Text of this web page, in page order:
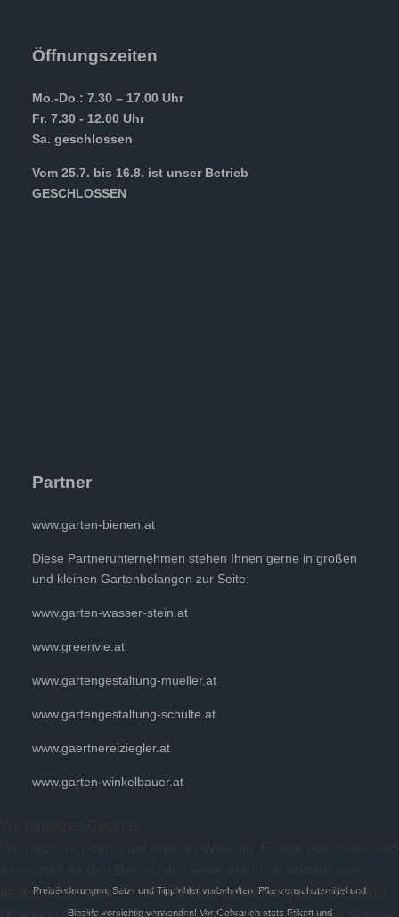
Öffnungszeiten
Mo.-Do.: 7.30 – 17.00 Uhr
Fr. 7.30 - 12.00 Uhr
Sa. geschlossen
Vom 25.7. bis 16.8. ist unser Betrieb
GESCHLOSSEN
Partner
www.garten-bienen.at
Diese Partnerunternehmen stehen Ihnen gerne in großen
und kleinen Gartenbelangen zur Seite:
www.garten-wasser-stein.at
www.greenvie.at
www.gartengestaltung-mueller.at
www.gartengestaltung-schulte.at
www.gaertnereiziegler.at
www.garten-winkelbauer.at
Preisänderungen, Satz- und Tippfehler vorbehalten. Pflanzenschutzmittel und
Biozide vorsichtig verwenden! Vor Gebrauch stets Etikett und
helfen, diese Website und die Nutzererfahrung zu verbessern